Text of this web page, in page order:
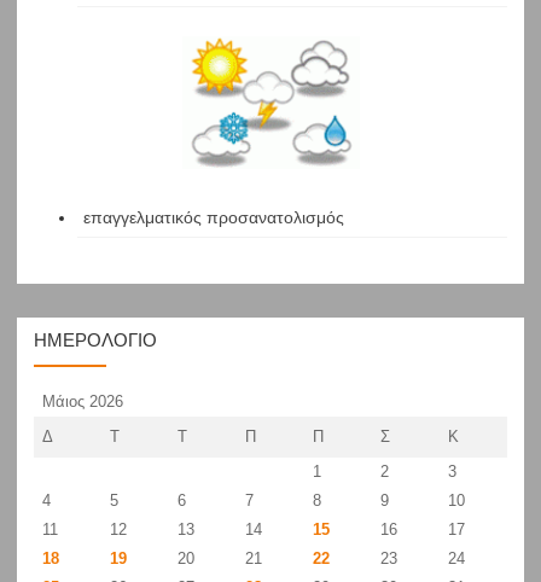
επαγγελματικός προσανατολισμός
ΗΜΕΡΟΛΌΓΙΟ
Μάιος 2026
Δ
Τ Τ Π Π Σ
Κ
1
2
3
4
5 6 7 8 9
10
11
12 13 14 15 16
17
18
19 20 21 22 23
24